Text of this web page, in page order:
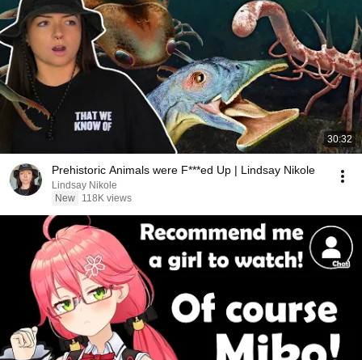
30:32
Prehistoric Animals were F***ed Up | Lindsay Nikole
Lindsay Nikole
New
118K views